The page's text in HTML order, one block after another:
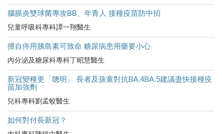
腦膜炎雙球菌專攻BB、年青人 接種疫苗防中招
兒童呼吸科專科譚一翔醫生
擅自停用胰島素可致命 糖尿病患用藥要小心
內分泌及糖尿科專科丁昭慧醫生
新冠變種更「聰明」 長者及孩童對抗BA.4BA.5建議盡快接種疫
苗加強劑
兒科專科劉孟蛟醫生
如何對付長新冠？